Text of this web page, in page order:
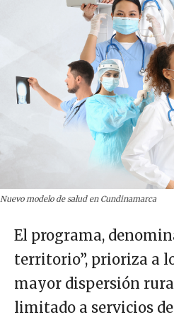
Nuevo modelo de salud en Cundinamarca
El programa,
territorio”, prioriza a
mayor dispersión
limitado a servicios